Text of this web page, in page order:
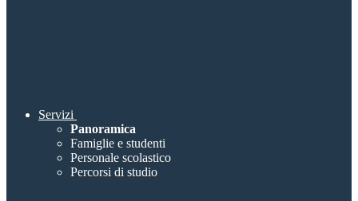
Servizi
Panoramica
Famiglie e studenti
Personale scolastico
Percorsi di studio